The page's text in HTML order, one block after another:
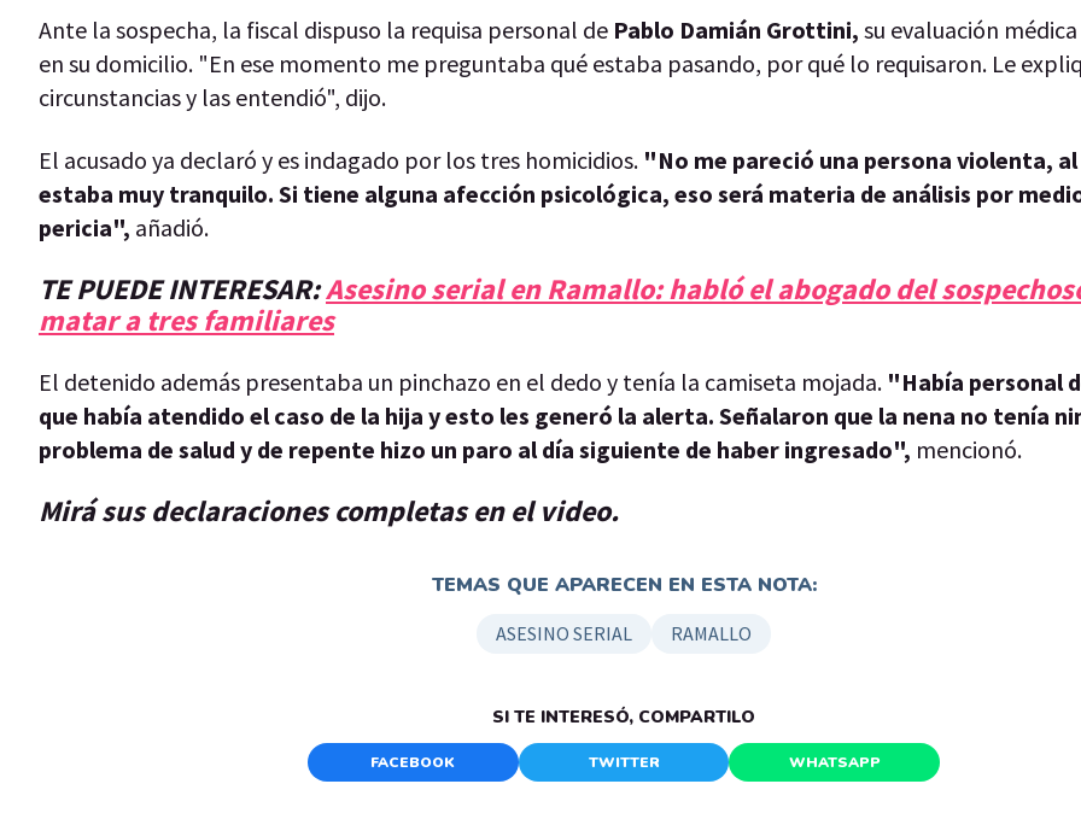
Ante la sospecha, la fiscal dispuso la requisa personal de Pablo Damián Grottini, su evaluación
en su domicilio. "En ese momento me preguntaba qué estaba pasando, por qué lo requisaron. Le
circunstancias y las entendió", dijo.
El acusado ya declaró y es indagado por los tres homicidios. "No me pareció una persona violenta,
estaba muy tranquilo. Si tiene alguna afección psicológica, eso será materia de análisis por
pericia", añadió.
TE PUEDE INTERESAR:Asesino serial en Ramallo: habló el abogado del
matar a tres familiares
El detenido además presentaba un pinchazo en el dedo y tenía la camiseta mojada. "Había personal
que había atendido el caso de la hija y esto les generó la alerta. Señalaron que la nena no tenía
problema de salud y de repente hizo un paro al día siguiente de haber ingresado", mencionó.
Mirá sus declaraciones completas en el video.
TEMAS QUE APARECEN EN ESTA NOTA:
ASESINO SERIAL RAMALLO
SI TE INTERESÓ, COMPARTILO
FACEBOOK TWITTER WHATSAPP